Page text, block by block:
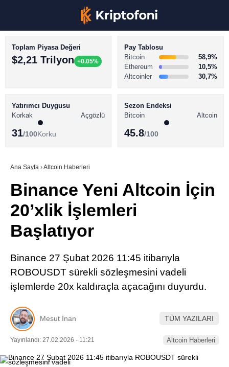
Youtube
LinkedIn
BİTCOİN HABERLERİ
ALTCOİN HABERLERİ
SÖZLÜK
Toplam Piyasa Değeri
$2,21 Trilyon +0.05%
Pay Tablosu
Bitcoin
58,9%
Ethereum
10,5%
Altcoinler
30,7%
Yatırımcı Duygusu
Korkak
Açgözlü
31/100Korku
Sezon Endeksi
Bitcoin
Altcoin
45.8/100
Ana Sayfa ›Altcoin Haberleri
Binance Yeni Altcoin İçin
20’xlik İşlemleri
Başlatıyor
Binance 27 Şubat 2026 11:45 itibarıyla
ROBOUSDT sürekli sözleşmesini vadeli
işlemlerde 20x kaldıraçla açacağını duyurdu.
Mesut İnan TÜM YAZILARI
Yayınlandı: 27.02.2026 - 11:21 Altcoin Haberleri